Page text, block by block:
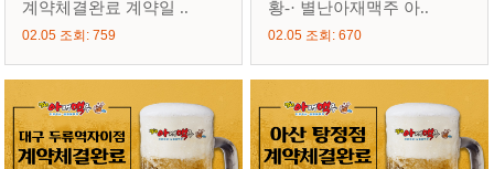
계약체결완료 계약일 ..
02.05 조회: 759
황-· 별난아재맥주 아..
02.05 조회: 670